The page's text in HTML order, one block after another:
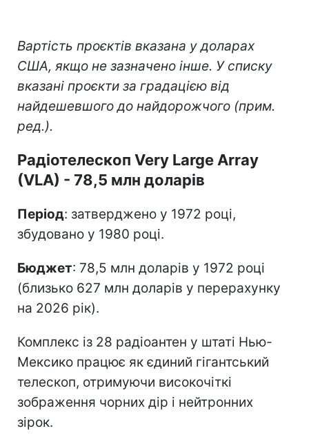
Вартість проєктів вказана у доларах
США, якщо не зазначено інше. У списку
вказані проєкти за градацією від
найдешевшого до найдорожчого (прим.
ред.).
Радіотелескоп Very Large Array
(VLA) - 78,5 млн доларів
Період: затверджено у 1972 році,
збудовано у 1980 році.
Бюджет: 78,5 млн доларів у 1972 році
(близько 627 млн доларів у перерахунку
на 2026 рік).
Комплекс із 28 радіоантен у штаті Нью-
Мексико працює як єдиний гігантський
телескоп, отримуючи високочіткі
зображення чорних дір і нейтронних
зірок.